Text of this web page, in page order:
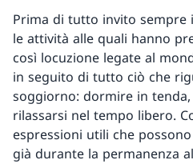
Prima di tutto invito sempre
le attività alle quali hanno
così locuzione legate al
in seguito di tutto ciò che
soggiorno: dormire in
rilassarsi nel tempo libero.
espressioni utili che
già durante la permanenza al